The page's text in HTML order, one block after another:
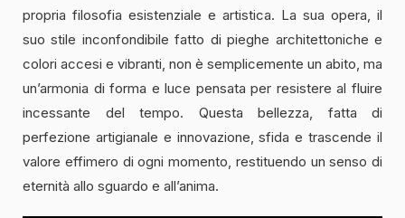
propria filosofia esistenziale e artistica. La sua opera, il
suo stile inconfondibile fatto di pieghe architettoniche e
colori accesi e vibranti, non è semplicemente un abito, ma
un’armonia di forma e luce pensata per resistere al fluire
incessante del tempo. Questa bellezza, fatta di
perfezione artigianale e innovazione, sfida e trascende il
valore effimero di ogni momento, restituendo un senso di
eternità allo sguardo e all’anima.